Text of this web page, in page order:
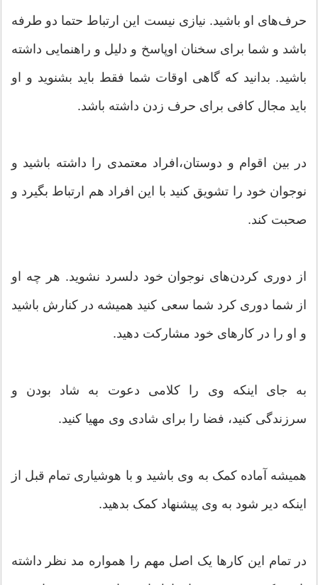
حرف‌های او باشید. نیازی نیست این ارتباط حتما دو طرفه
باشد و شما برای سخنان اوپاسخ و دلیل و راهنمایی داشته
باشید. بدانید که گاهی اوقات شما فقط باید بشنوید و او
باید مجال کافی برای حرف زدن داشته باشد.
در بین اقوام و دوستان،‌افراد معتمدی را داشته باشید و
نوجوان خود را تشویق کنید با این افراد هم ارتباط بگیرد و
صحبت کند.
از دوری کردن‌های نوجوان خود دلسرد نشوید. هر چه او
از شما دوری کرد شما سعی کنید همیشه در کنارش باشید
و او را در کارهای خود مشارکت دهید.
به جای اینکه وی را کلامی دعوت به شاد بودن و
سرزندگی کنید، فضا را برای شادی وی مهیا کنید.
همیشه آماده کمک به وی باشید و با هوشیاری تمام قبل از
اینکه دیر شود به وی پیشنهاد کمک بدهید.
در تمام این کارها یک اصل مهم را همواره مد نظر داشته